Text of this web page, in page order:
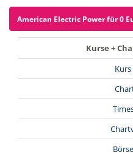
American Electric Power für 0
Kurse +